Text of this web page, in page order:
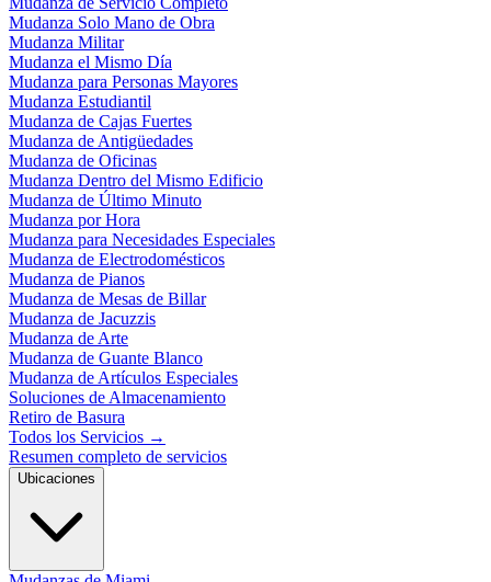
Mudanza Solo Mano de Obra
Mudanza Militar
Mudanza el Mismo Día
Mudanza para Personas Mayores
Mudanza Estudiantil
Mudanza de Cajas Fuertes
Mudanza de Antigüedades
Mudanza de Oficinas
Mudanza Dentro del Mismo Edificio
Mudanza de Último Minuto
Mudanza por Hora
Mudanza para Necesidades Especiales
Mudanza de Electrodomésticos
Mudanza de Pianos
Mudanza de Mesas de Billar
Mudanza de Jacuzzis
Mudanza de Arte
Mudanza de Guante Blanco
Mudanza de Artículos Especiales
Soluciones de Almacenamiento
Retiro de Basura
Todos los Servicios →
Resumen completo de servicios
Ubicaciones